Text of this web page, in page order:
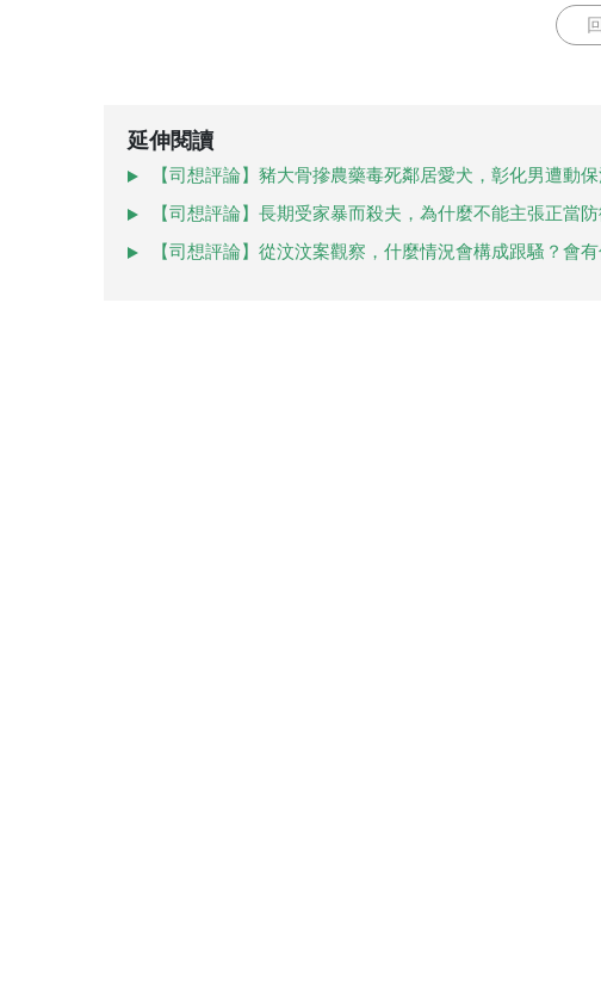
延伸閱讀
【司想評論】豬大骨摻農藥毒死鄰居愛犬，彰化男遭動保
【司想評論】長期受家暴而殺夫，為什麼不能主張正當防
【司想評論】從汶汶案觀察，什麼情況會構成跟騷？會